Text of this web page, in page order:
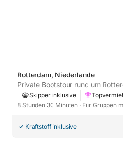
Rotterdam, Niederlande
Private Bootstour rund um
Motorboot
Skipper inklusive
8 Stunden 30 Minuten · Für Gruppen
Kraftstoff inklusive